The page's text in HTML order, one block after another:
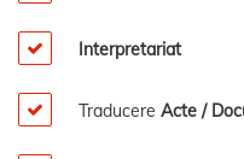
Interpretariat
Traducere Acte /